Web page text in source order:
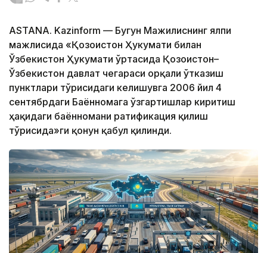
ASTANA. Kazinform — Бугун Мажилиснинг ялпи
мажлисида «Қозоғистон Ҳукумати билан
Ўзбекистон Ҳукумати ўртасида Қозоғистон–
Ўзбекистон давлат чегараси орқали ўтказиш
пунктлари тўғрисидаги келишувга 2006 йил 4
сентябрдаги Баённомага ўзгартишлар киритиш
ҳақидаги баённомани ратификация қилиш
тўғрисида»ги қонун қабул қилинди.